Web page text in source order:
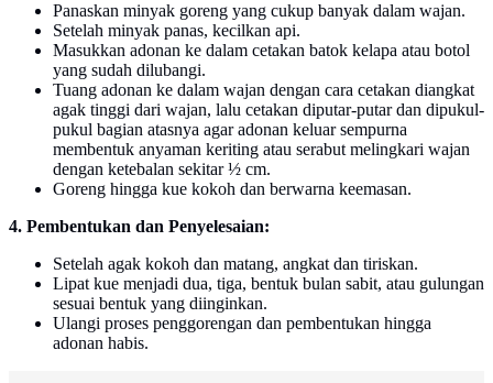
Panaskan minyak goreng yang cukup banyak dalam wajan.
Setelah minyak panas, kecilkan api.
Masukkan adonan ke dalam cetakan batok kelapa atau botol
yang sudah dilubangi.
Tuang adonan ke dalam wajan dengan cara cetakan diangkat
agak tinggi dari wajan, lalu cetakan diputar-putar dan dipukul-
pukul bagian atasnya agar adonan keluar sempurna
membentuk anyaman keriting atau serabut melingkari wajan
dengan ketebalan sekitar ½ cm.
Goreng hingga kue kokoh dan berwarna keemasan.
4. Pembentukan dan Penyelesaian:
Setelah agak kokoh dan matang, angkat dan tiriskan.
Lipat kue menjadi dua, tiga, bentuk bulan sabit, atau gulungan
sesuai bentuk yang diinginkan.
Ulangi proses penggorengan dan pembentukan hingga
adonan habis.